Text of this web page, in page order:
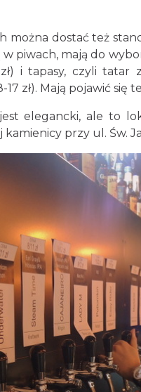
można dostać też
piwach, mają do
zł) i tapasy, czyli
zł). Mają pojawić
elegancki, ale to
przy ul. Św.